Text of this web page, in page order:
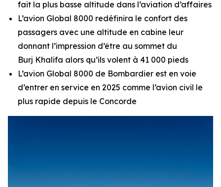
fait la plus basse altitude dans l’aviation d’affaires
L’avion Global 8000 redéfinira le confort des
passagers avec une altitude en cabine leur
donnant l’impression d’être au sommet du
Burj Khalifa alors qu’ils volent à 41 000 pieds
L’avion Global 8000 de Bombardier est en voie
d’entrer en service en 2025 comme l’avion civil le
plus rapide depuis le Concorde